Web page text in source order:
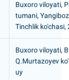
Buxoro viloyati,
tumani,
Tinchlik ko'chasi,
Buxoro viloyati,
Q.Murtazoyev
uy